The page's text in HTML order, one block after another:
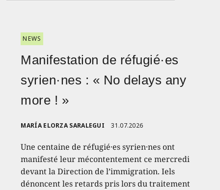
NEWS
Manifestation de réfugié·es
syrien·nes : « No delays any
more ! »
MARÍA ELORZA SARALEGUI 31.07.2026
Une centaine de réfugié·es syrien·nes ont
manifesté leur mécontentement ce mercredi
devant la Direction de l’immigration. Iels
dénoncent les retards pris lors du traitement